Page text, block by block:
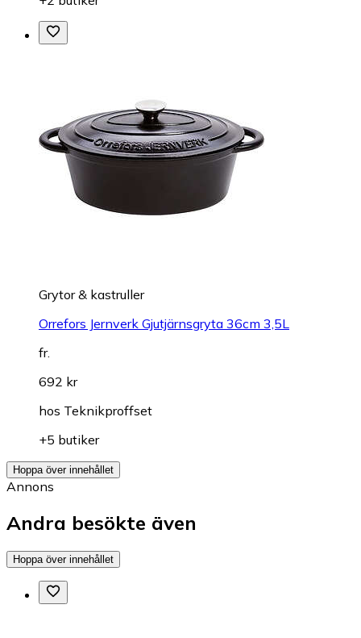
Grytor & kastruller
Orrefors Jernverk Gjutjärnsgryta 36cm 3,5L
fr.
692 kr
hos Teknikproffset
+5 butiker
Hoppa över innehållet
Annons
Andra besökte även
Hoppa över innehållet